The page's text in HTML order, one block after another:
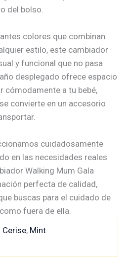
del bolso.
colores que combinan
estilo, este cambiador
y funcional que no pasa
desplegado ofrece espacio
cómodamente a tu bebé,
convierte en un accesorio
cuidadosamente
en las necesidades reales
Walking Mum Gala
perfecta de calidad,
buscas para el cuidado de
fuera de ella.
Cerise, Mint